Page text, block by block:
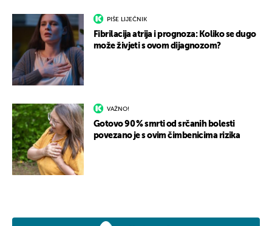
PIŠE LIJEČNIK
Fibrilacija atrija i prognoza: Koliko se dugo
može živjeti s ovom dijagnozom?
VAŽNO!
Gotovo 90 % smrti od srčanih bolesti
povezano je s ovim čimbenicima rizika